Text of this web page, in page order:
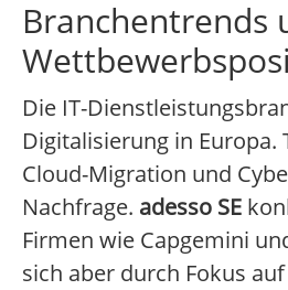
Branchentrends
Die IT-
Digitalisierung in Europa.
Cloud-Migration und
Nachfrage. adesso SE
Firmen wie Capgemini
sich aber durch Fokus